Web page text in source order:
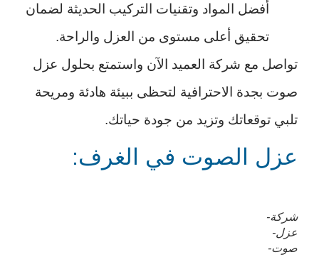
أفضل المواد وتقنيات التركيب الحديثة لضمان
تحقيق أعلى مستوى من العزل والراحة.
تواصل مع شركة العميد الآن واستمتع بحلول عزل
صوت بجدة الاحترافية لتحظى ببيئة هادئة ومريحة
تلبي توقعاتك وتزيد من جودة حياتك.
عزل الصوت في الغرف:
شركة-
عزل-
صوت-